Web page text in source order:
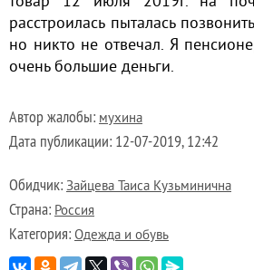
расстроилась пыталась
но никто не отвечал. Я
очень большие деньги.
Автор жалобы: мухина
Дата публикации: 12-07-2019, 12:42
Обидчик: Зайцева Таиса Кузьминична
Страна: Россия
Категория: Одежда и обувь